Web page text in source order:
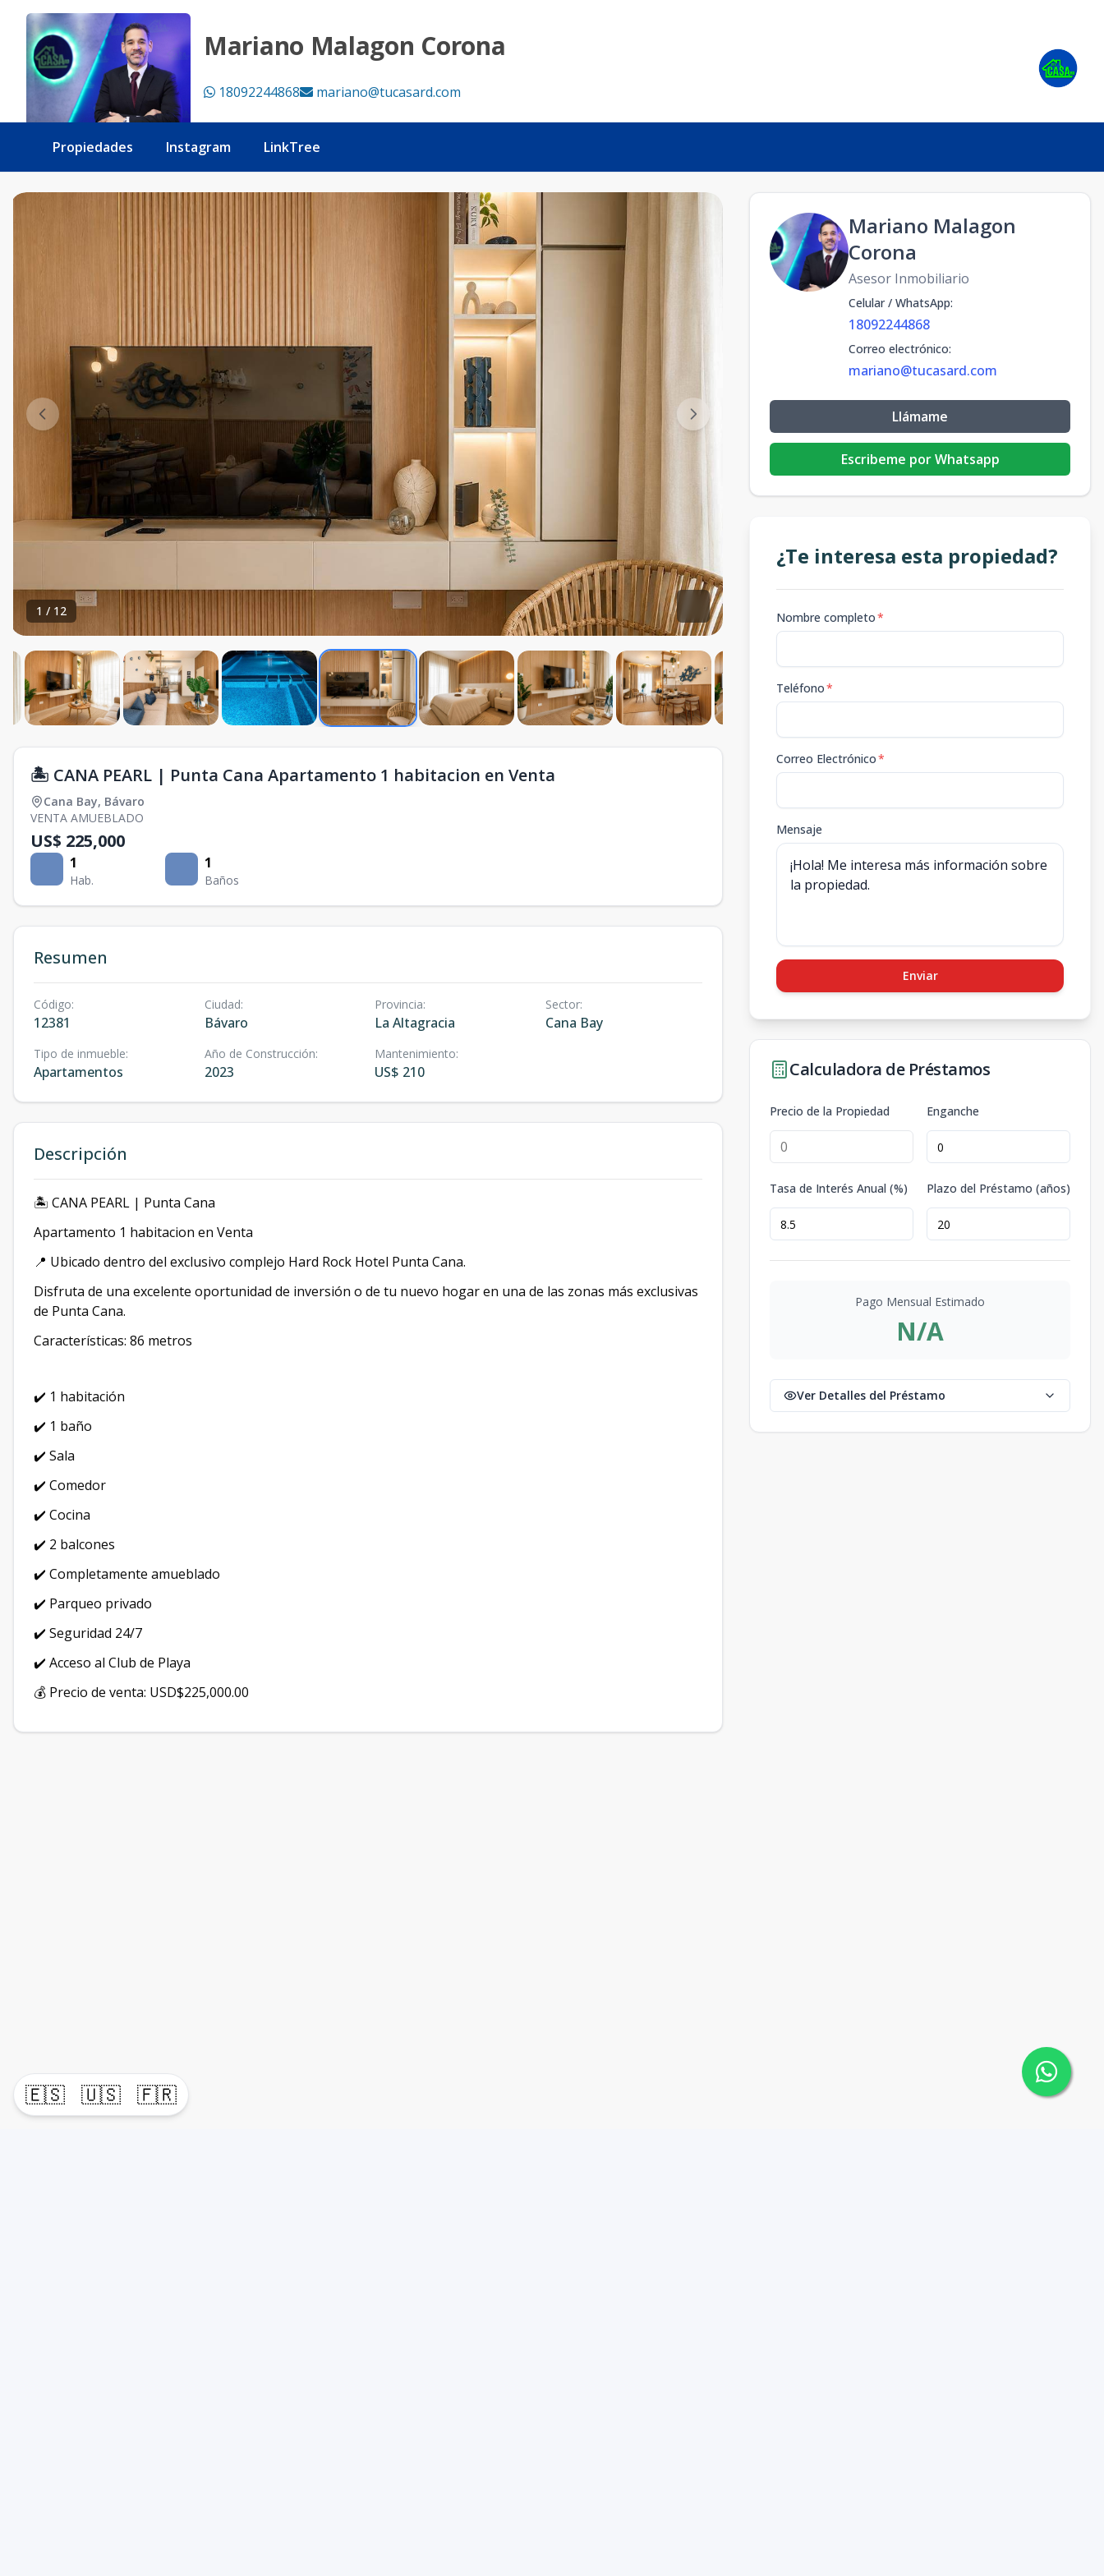
🇪🇸 🇺🇸 🇫🇷
Mariano Malagon Corona
18092244868 mariano@tucasard.com
Propiedades Instagram LinkTree
1 / 12
🏝️ CANA PEARL | Punta Cana Apartamento 1 habitacion en Venta
Cana Bay, Bávaro
VENTA AMUEBLADO
US$ 225,000
1
Hab.
1
Baños
Resumen
Código:
12381
Ciudad:
Bávaro
Provincia:
La Altagracia
Sector:
Cana Bay
Tipo de inmueble:
Apartamentos
Año de Construcción:
2023
Mantenimiento:
US$ 210
Descripción
🏝️ CANA PEARL | Punta Cana
Apartamento 1 habitacion en Venta
📍 Ubicado dentro del exclusivo complejo Hard Rock Hotel Punta Cana.
Disfruta de una excelente oportunidad de inversión o de tu nuevo hogar en una de las zonas más exclusivas
de Punta Cana.
Características: 86 metros
✔️ 1 habitación
✔️ 1 baño
✔️ Sala
✔️ Comedor
✔️ Cocina
✔️ 2 balcones
✔️ Completamente amueblado
✔️ Parqueo privado
✔️ Seguridad 24/7
✔️ Acceso al Club de Playa
💰 Precio de venta: USD$225,000.00
Mariano Malagon
Corona
Asesor Inmobiliario
Celular / WhatsApp:
18092244868
Correo electrónico:
mariano@tucasard.com
Llámame
Escribeme por Whatsapp
¿Te interesa esta propiedad?
Nombre completo*
Teléfono*
Correo Electrónico*
Mensaje
Enviar
Calculadora de Préstamos
Precio de la Propiedad Enganche
Tasa de Interés Anual (%) Plazo del Préstamo (años)
Pago Mensual Estimado
N/A
Ver Detalles del Préstamo
🏝️ CANA PEARL | Punta Cana Apartamento 1 habitacion en Venta - Tu Casa RD